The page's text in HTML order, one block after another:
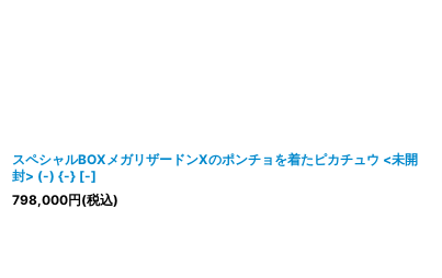
スペシャルBOXメガリザードンXのポンチョを着たピカチュウ <未開
封> (-) {-} [-]
798,000円(税込)